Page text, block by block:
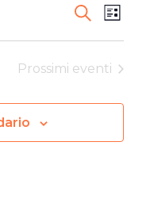
EVENTI
E
VISTE
CercaLista
Prossimi eventi